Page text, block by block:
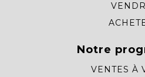
Notre
VENTES À